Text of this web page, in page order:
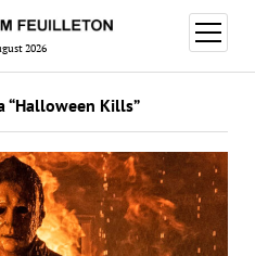
2026
Menü
öffnen
“Halloween Kills”